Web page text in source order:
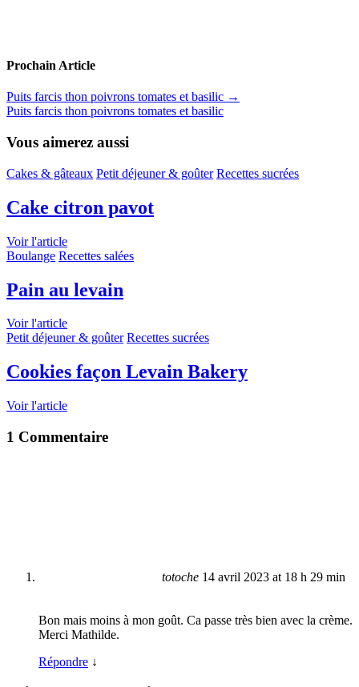
Prochain Article
Puits farcis thon poivrons tomates et basilic →
Puits farcis thon poivrons tomates et basilic
Vous aimerez aussi
Cakes & gâteaux Petit déjeuner & goûter Recettes sucrées
Cake citron pavot
Voir l'article
Boulange Recettes salées
Pain au levain
Voir l'article
Petit déjeuner & goûter Recettes sucrées
Cookies façon Levain Bakery
Voir l'article
1 Commentaire
totoche 14 avril 2023 at 18 h 29 min
Bon mais moins à mon goût. Ca passe très bien avec la crème.
Merci Mathilde.
Répondre ↓